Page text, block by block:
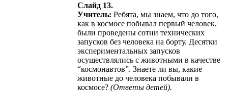
Слайд 13.
Учитель: Ребята, мы знаем, что до того,
как в космосе побывал первый человек,
были проведены сотни технических
запусков без человека на борту. Десятки
экспериментальных запусков
осуществлялись с животными в качестве
“космонавтов”. Знаете ли вы, какие
животные до человека побывали в
космосе? (Ответы детей).